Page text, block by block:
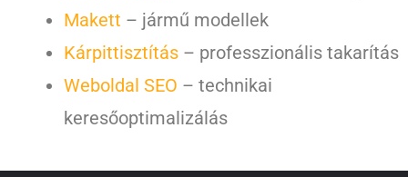
Makett – jármű modellek
Kárpittisztítás – professzionális takarítás
Weboldal SEO – technikai
keresőoptimalizálás